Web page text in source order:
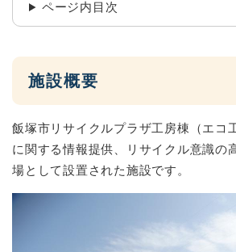
ページ内目次
施設概要
飯塚市リサイクルプラザ工房棟（エコ
に関する情報提供、リサイクル意識の
場として設置された施設です。